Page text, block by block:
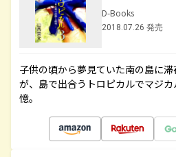
D-Books
2018.07.26 発売
子供の頃から夢見ていた南の島に
が、島で出合うトロピカルでマジ
憶。